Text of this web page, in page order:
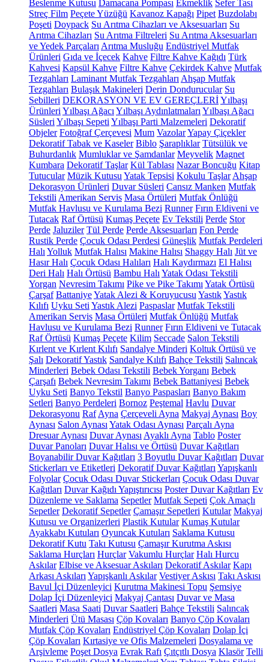
Beslenme Kutusu Damacana Pompası Ekmeklik Sefer Tası
Streç Film Peçete Yüzüğü Kavanoz Kapağı Pipet Buzdolabı
Poşeti Doypack Su Arıtma Cihazları ve Aksesuarları Su
Arıtma Cihazları Su Arıtma Filtreleri Su Arıtma Aksesuarları
ve Yedek Parçaları Arıtma Musluğu Endüstriyel Mutfak
Ürünleri Gıda ve İçecek Kahve Filtre Kahve Kağıdı Türk
Kahvesi Kapsül Kahve Filtre Kahve Çekirdek Kahve Mutfak
Tezgahları Laminant Mutfak Tezgahları Ahşap Mutfak
Tezgahları Bulaşık Makineleri Derin Dondurucular Su
Sebilleri DEKORASYON VE EV GEREÇLERİYılbaşı
Ürünleri Yılbaşı Ağacı Yılbaşı Aydınlatmaları Yılbaşı Ağacı
Süsleri Yılbaşı Sepeti Yılbaşı Parti Malzemeleri Dekoratif
Objeler Fotoğraf Çerçevesi Mum VazolarYapay Çiçekler
Dekoratif Tabak ve Kaseler Biblo Şaraplıklar Tütsülük ve
Buhurdanlık Mumluklar ve Şamdanlar Meyvelik Magnet
Kumbara Dekoratif Taşlar Kül Tablası Nazar Boncuğu Kitap
Tutucular Müzik Kutusu Yatak Tepsisi Kokulu Taşlar Ahşap
Dekorasyon Ürünleri Duvar Süsleri Cansız Manken Mutfak
Tekstili Amerikan Servis Masa Örtüleri Mutfak Önlüğü
Mutfak Havlusu ve Kurulama Bezi Runner Fırın Eldiveni ve
Tutacak Raf Örtüsü Kumaş Peçete Ev Tekstili Perde Stor
Perde Jaluziler Tül Perde Perde Aksesuarları Fon Perde
Rustik Perde Çocuk Odası Perdesi Güneşlik Mutfak Perdeleri
Halı Yolluk Mutfak Halısı Makine Halısı Shaggy Halı Jüt ve
Hasır Halı Çocuk Odası Halıları Halı Kaydırmazı El Halısı
Deri Halı Halı Örtüsü Bambu Halı Yatak Odası Tekstili
Yorgan Nevresim Takımı Pike ve Pike Takımı Yatak Örtüsü
Çarşaf BattaniyeYatak Alezi & Koruyucusu YastıkYastık
Kılıfı Uyku Seti Yastık Alezi Paspaslar Mutfak Tekstili
Amerikan Servis Masa Örtüleri Mutfak Önlüğü Mutfak
Havlusu ve Kurulama Bezi Runner Fırın Eldiveni ve Tutacak
Raf Örtüsü Kumaş Peçete Kilim Seccade Salon Tekstili
Kırlent ve Kırlent Kılıfı Sandalye Minderi Koltuk Örtüsü ve
Şalı Dekoratif Yastık Sandalye Kılıfı Bahçe Tekstili Salıncak
Minderleri Bebek Odası Tekstili Bebek Yorganı Bebek
Çarşafı Bebek Nevresim Takımı Bebek Battaniyesi Bebek
Uyku Seti Banyo Tekstil Banyo Paspasları Banyo Bakım
Setleri Banyo Perdeleri Bornoz Peştemal Havlu Duvar
Dekorasyonu Raf Ayna Çerçeveli Ayna Makyaj Aynası Boy
Aynası Salon Aynası Yatak Odası Aynası Parçalı Ayna
Dresuar Aynası Duvar Aynası Ayaklı Ayna Tablo Poster
Duvar Panoları Duvar Halısı ve Örtüsü Duvar Kağıtları
Boyanabilir Duvar Kağıtları 3 Boyutlu Duvar Kağıtları Duvar
Stickerları ve Etiketleri Dekoratif Duvar Kağıtları Yapışkanlı
Folyolar Çocuk Odası Duvar Stickerları Çocuk Odası Duvar
Kağıtları Duvar Kağıdı Yapıştırıcısı Poster Duvar Kağıtları Ev
Düzenleme ve Saklama Sepetler Mutfak Sepeti Çok Amaçlı
Sepetler Dekoratif Sepetler Çamaşır Sepetleri Kutular Makyaj
Kutusu ve Organizerleri Plastik Kutular Kumaş Kutular
Ayakkabı Kutuları Oyuncak Kutuları Saklama Kutusu
Dekoratif Kutu Takı Kutusu Çamaşır Kurutma Askısı
Saklama Hurçları Hurçlar Vakumlu Hurçlar Halı Hurcu
Askılar Elbise ve Aksesuar Askıları Dekoratif Askılar Kapı
Arkası Askıları Yapışkanlı Askılar Vestiyer Askısı Takı Askısı
Bavul İçi Düzenleyici Kurutma Makinesi Topu Şemsiye
Dolap İçi Düzenleyici Makyaj Çantası Duvar ve Masa
Saatleri Masa Saati Duvar Saatleri Bahçe Tekstili Salıncak
Minderleri Ütü Masası Çöp Kovaları Banyo Çöp Kovaları
Mutfak Çöp Kovaları Endüstriyel Çöp Kovaları Dolap İçi
Çöp Kovaları Kırtasiye ve Ofis Malzemeleri Dosyalama ve
Arşivleme Poşet Dosya Evrak Rafı Çıtçıtlı Dosya Klasör Telli